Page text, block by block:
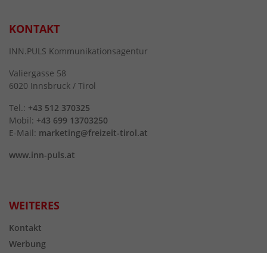
KONTAKT
INN.PULS Kommunikationsagentur
Valiergasse 58
6020 Innsbruck / Tirol
Tel.: +43 512 370325
Mobil: +43 699 13703250
E-Mail: marketing@freizeit-tirol.at
www.inn-puls.at
WEITERES
Kontakt
Werbung